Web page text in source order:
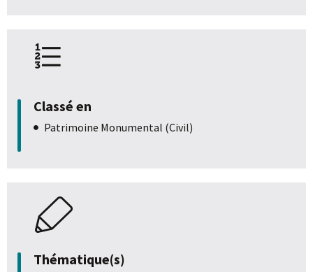
Classé en
Patrimoine Monumental (Civil)
Thématique(s)